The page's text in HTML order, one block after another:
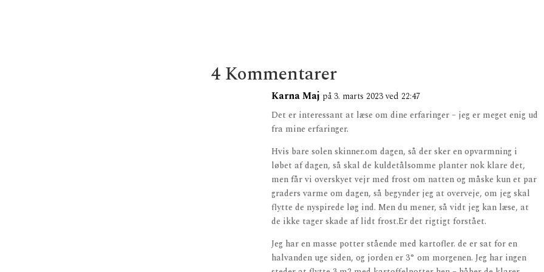
4 Kommentarer
Karna Maj på 3. marts 2023 ved 22:47
Det er interessant at læse om dine erfaringer – jeg er meget enig ud
fra mine erfaringer.
Hvis bare solen skinner.om dagen, så der sker en opvarmning i
løbet af dagen, så skal de kuldetålsomme planter nok klare det,
men får vi overskyet vejr med frost om natten og måske kun et par
graders varme om dagen, så begynder jeg at overveje, om jeg skal
flytte de nyspirede løg ind. Men du mener, så vidt jeg kan læse, at
de ikke tager skade af lidt frost.Er det rigtigt forstået.
Jeg har en masse potter stående med kartofler. de er sat for en
halvanden uge siden, og jorden er 3° om morgenen. Jeg har ingen